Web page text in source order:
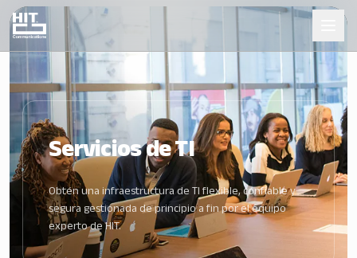
Servicios de TI
Obtén una infraestructura de TI flexible, confiable y
segura gestionada de principio a fin por el equipo
experto de HIT.